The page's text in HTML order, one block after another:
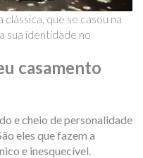
que se casou na
sua identidade no
casamento
e cheio de personalidade
eles que fazem a
e inesquecível.